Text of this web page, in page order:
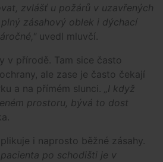
zvlášť u požárů v uzavřených
zásahový oblek i dýchací
uvedl mluvčí.
v přírodě. Tam sice často
ale zase je často čekají
a na přímém slunci.
„I když
prostoru, bývá to dost
i naprosto běžné zásahy.
po schodišti je v